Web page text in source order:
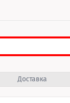
Доставка